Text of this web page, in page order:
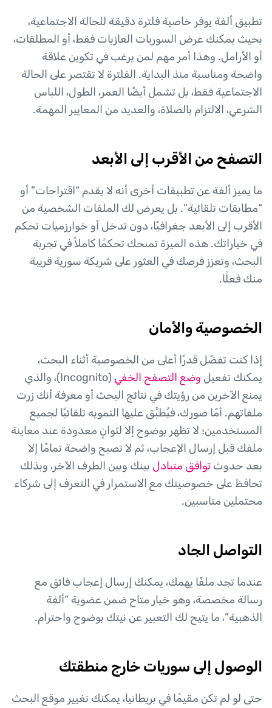
تطبيق ألفة يوفر خاصية فلترة دقيقة للحالة الاجتماعية،
بحيث يمكنك عرض السوريات العازبات فقط، أو المطلقات،
أو الأرامل. وهذا أمر مهم لمن يرغب في تكوين علاقة
واضحة ومناسبة منذ البداية. الفلترة لا تقتصر على الحالة
الاجتماعية فقط، بل تشمل أيضًا العمر، الطول، اللباس
الشرعي، الالتزام بالصلاة، والعديد من المعايير المهمة.
التصفح من الأقرب إلى الأبعد
ما يميز ألفة عن تطبيقات أخرى أنه لا يقدم “اقتراحات” أو
“مطابقات تلقائية”. بل يعرض لك الملفات الشخصية من
الأقرب إلى الأبعد جغرافيًا، دون تدخل أو خوارزميات تحكم
في خياراتك. هذه الميزة تمنحك تحكمًا كاملاً في تجربة
البحث، وتعزز فرصك في العثور على شريكة سورية قريبة
منك فعلًا.
الخصوصية والأمان
إذا كنت تفضّل قدرًا أعلى من الخصوصية أثناء البحث،
يمكنك تفعيل وضع التصفح الخفي
(Incognito)، والذي
يمنع الآخرين من رؤيتك في نتائج البحث أو معرفة أنك زرت
ملفاتهم. أمّا صورك، فيُطبَّق عليها التمويه تلقائيًا لجميع
المستخدمين؛ لا تظهر بوضوح إلا لثوانٍ معدودة عند معاينة
ملفك قبل إرسال الإعجاب، ثم لا تصبح واضحة تمامًا إلا
بعد حدوث توافق متبادل بينك وبين الطرف الآخر، وبذلك
تحافظ على خصوصيتك مع الاستمرار في التعرف إلى شركاء
محتملين مناسبين.
التواصل الجاد
عندما تجد ملفًا يهمك، يمكنك إرسال إعجاب فائق مع
رسالة مخصصة، وهو خيار متاح ضمن عضوية “ألفة
الذهبية”، ما يتيح لك التعبير عن نيتك بوضوح واحترام.
الوصول إلى سوريات خارج منطقتك
حتى لو لم تكن مقيمًا في بريطانيا، يمكنك تغيير موقع البحث